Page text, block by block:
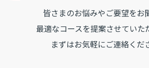
皆さまのお悩みやご要望をお
最適なコースを提案させていた
まずはお気軽にご連絡くだ